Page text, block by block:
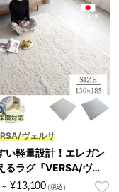
ヴェルサ
い軽量設計！エレガン
るラグ『VERSA/ヴェ
～ ¥13,100